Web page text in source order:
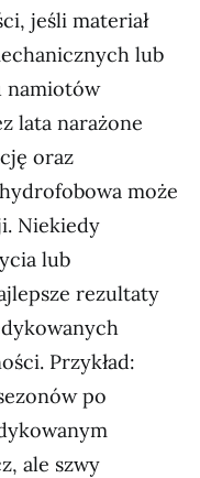
jeśli materiał
lub
namiotów
lata narażone
oraz
może
Niekiedy
lub
rezultaty
Przykład:
po
ale szwy